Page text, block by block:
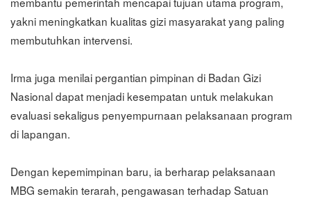
yakni meningkatkan kualitas gizi masyarakat yang paling
membutuhkan intervensi.
Irma juga menilai pergantian pimpinan di Badan Gizi
Nasional dapat menjadi kesempatan untuk melakukan
evaluasi sekaligus penyempurnaan pelaksanaan program
di lapangan.
Dengan kepemimpinan baru, ia berharap pelaksanaan
MBG semakin terarah, pengawasan terhadap Satuan